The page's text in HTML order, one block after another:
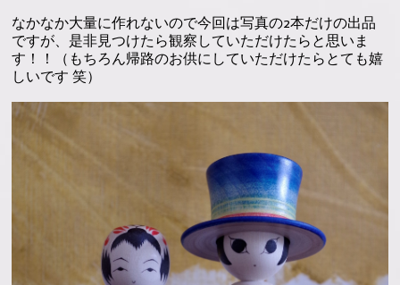
なかなか大量に作れないので今回は写真の2本だけの出品
ですが、是非見つけたら観察していただけたらと思いま
す！！（もちろん帰路のお供にしていただけたらとても嬉
しいです 笑）